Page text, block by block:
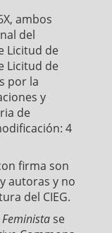
ambos
del
Licitud de
Licitud de
por la
y
de
4
firma son
autoras y no
del CIEG.
se